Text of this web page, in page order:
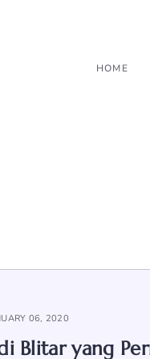
HOME
06, 2020
Blitar yang